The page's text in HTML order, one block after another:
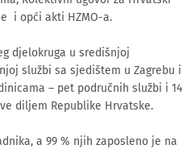
i opći akti HZMO-a.
djelokruga u središnjoj
službi sa sjedištem u Zagrebu i
– pet područnih službi i 14
diljem Republike Hrvatske.
a 99 % njih zaposleno je na